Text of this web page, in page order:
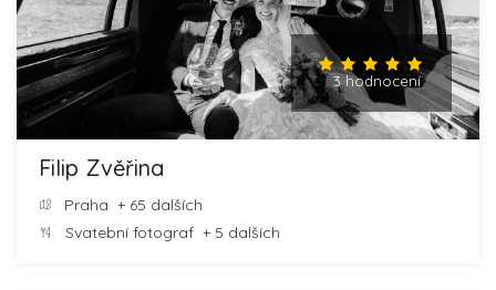
3 hodnocení
Filip Zvěřina
Praha + 65 dalších
Svatební fotograf + 5 dalších